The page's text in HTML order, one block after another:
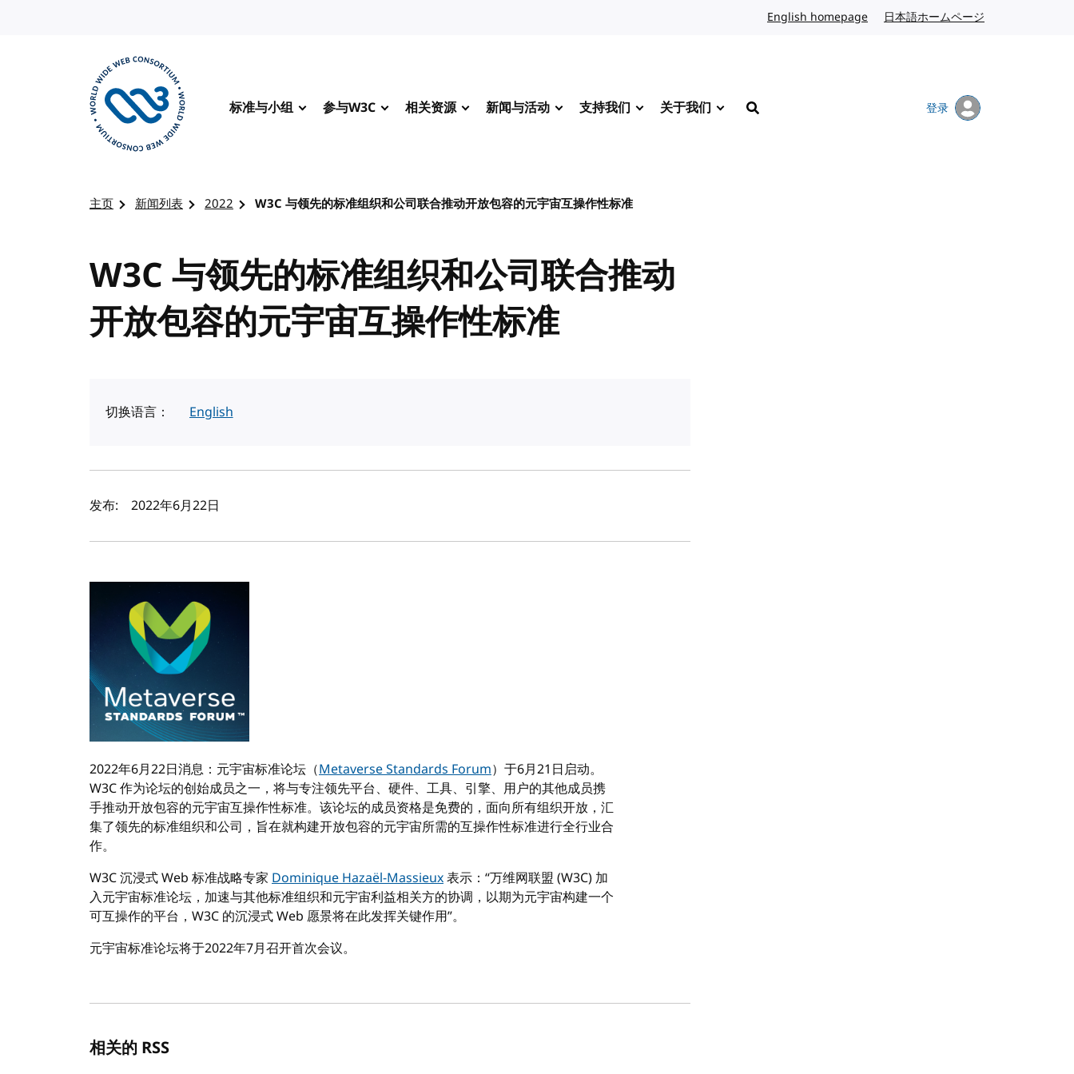
English homepage 英文日本語ホームページ
标准与小组 参与W3C 相关资源 新闻与活动 支持我们 关于我们
搜索
登录
主页 新闻列表 2022 W3C 与领先的标准组织和公司联合推动开放包容的元宇宙互操作性标准
W3C 与领先的标准组织和公司联合推动
开放包容的元宇宙互操作性标准
切换语言： English
作者及发布日期
发布: 2022年6月22日
2022年6月22日消息：元宇宙标准论坛（Metaverse Standards Forum）于6月21日启动。
W3C 作为论坛的创始成员之一，将与专注领先平台、硬件、工具、引擎、用户的其他成员携
手推动开放包容的元宇宙互操作性标准。该论坛的成员资格是免费的，面向所有组织开放，汇
集了领先的标准组织和公司，旨在就构建开放包容的元宇宙所需的互操作性标准进行全行业合
作。
W3C 沉浸式 Web 标准战略专家 Dominique Hazaël-Massieux表示：“万维网联盟 (W3C) 加
入元宇宙标准论坛，加速与其他标准组织和元宇宙利益相关方的协调，以期为元宇宙构建一个
可互操作的平台，W3C 的沉浸式 Web 愿景将在此发挥关键作用”。
元宇宙标准论坛将于2022年7月召开首次会议。
相关的 RSS